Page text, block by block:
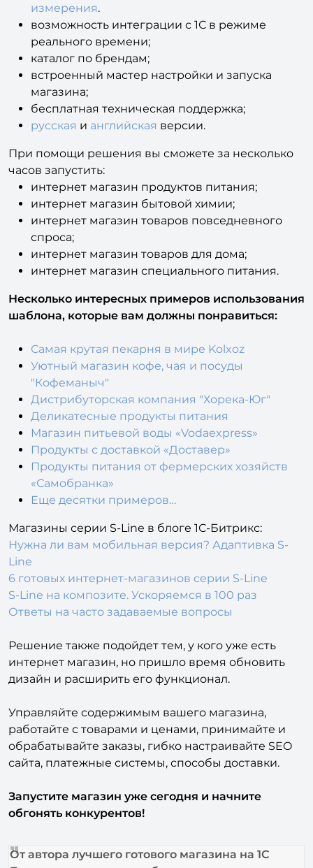
измерения.
возможность интеграции с 1С в режиме
реального времени;
каталог по брендам;
встроенный мастер настройки и запуска
магазина;
бесплатная техническая поддержка;
русская и английская версии.
При помощи решения вы сможете за несколько
часов запустить:
интернет магазин продуктов питания;
интернет магазин бытовой химии;
интернет магазин товаров повседневного
спроса;
интернет магазин товаров для дома;
интернет магазин специального питания.
Несколько интересных примеров использования
шаблона, которые вам должны понравиться:
Самая крутая пекарня в мире Kolxoz
Уютный магазин кофе, чая и посуды
"Кофеманыч"
Дистрибуторская компания "Хорека-Юг"
Деликатесные продукты питания
Магазин питьевой воды «Vodaexpress»
Продукты с доставкой «Доставер»
Продукты питания от фермерских хозяйств
«Самобранка»
Еще десятки примеров…
Магазины серии S-Line в блоге 1С-Битрикс:
Нужна ли вам мобильная версия? Адаптивка S-
Line
6 готовых интернет-магазинов серии S-Line
S-Line на композите. Ускоряемся в 100 раз
Ответы на часто задаваемые вопросы
Решение также подойдет тем, у кого уже есть
интернет магазин, но пришло время обновить
дизайн и расширить его функционал.
Управляйте содержимым вашего магазина,
работайте с товарами и ценами, принимайте и
обрабатывайте заказы, гибко настраивайте SEO
сайта, платежные системы, способы доставки.
Запустите магазин уже сегодня и начните
обгонять конкурентов!
От автора лучшего готового магазина на 1С